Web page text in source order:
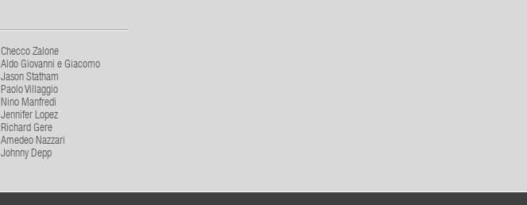
Checco Zalone
Aldo Giovanni e Giacomo
Jason Statham
Paolo Villaggio
Nino Manfredi
Jennifer Lopez
Richard Gere
Amedeo Nazzari
Johnny Depp